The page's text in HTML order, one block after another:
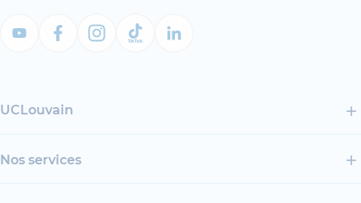
UCLouvain
Nos services